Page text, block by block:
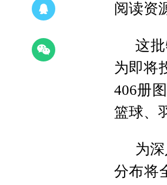
阅读资
这
为即将
406册
篮球、
为
分布将